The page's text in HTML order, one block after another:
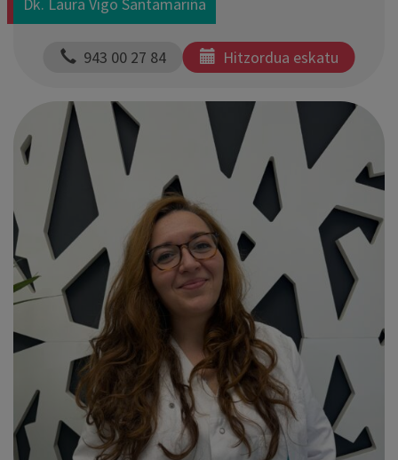
Dk. Laura Vigo Santamariña
943 00 27 84 Hitzordua eskatu